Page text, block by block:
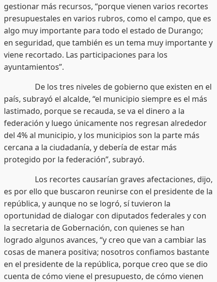
gestionar más recursos, “porque vienen varios recortes
presupuestales en varios rubros, como el campo, que es
algo muy importante para todo el estado de Durango;
en seguridad, que también es un tema muy importante y
viene recortado. Las participaciones para los
ayuntamientos”.
De los tres niveles de gobierno que existen en el
país, subrayó el alcalde, “el municipio siempre es el más
lastimado, porque se recauda, se va el dinero a la
federación y luego únicamente nos regresan alrededor
del 4% al municipio, y los municipios son la parte más
cercana a la ciudadanía, y debería de estar más
protegido por la federación”, subrayó.
Los recortes causarían graves afectaciones, dijo,
es por ello que buscaron reunirse con el presidente de la
república, y aunque no se logró, sí tuvieron la
oportunidad de dialogar con diputados federales y con
la secretaria de Gobernación, con quienes se han
logrado algunos avances, “y creo que van a cambiar las
cosas de manera positiva; nosotros confiamos bastante
en el presidente de la república, porque creo que se dio
cuenta de cómo viene el presupuesto, de cómo vienen